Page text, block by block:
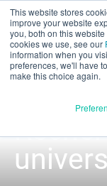
This website stores
improve your website
you, both on this
cookies we use, see our
information when you
preferences, we'll have
make this choice again.
Produits